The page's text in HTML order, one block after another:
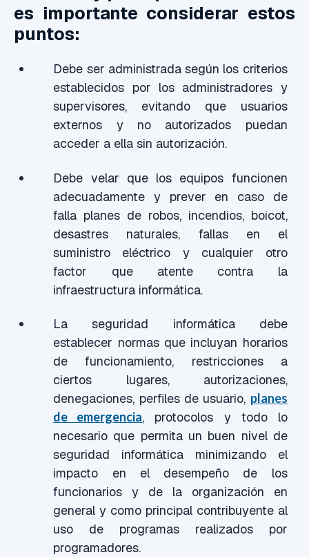
es importante considerar estos
puntos:
Debe ser administrada según los criterios
establecidos por los administradores y
supervisores, evitando que usuarios
externos y no autorizados puedan
acceder a ella sin autorización.
Debe velar que los equipos funcionen
adecuadamente y prever en caso de
falla planes de robos, incendios, boicot,
desastres naturales, fallas en el
suministro eléctrico y cualquier otro
factor que atente contra la
infraestructura informática.
La seguridad informática debe
establecer normas que incluyan horarios
de funcionamiento, restricciones a
ciertos lugares, autorizaciones,
denegaciones, perfiles de usuario, planes
de emergencia, protocolos y todo lo
necesario que permita un buen nivel de
seguridad informática minimizando el
impacto en el desempeño de los
funcionarios y de la organización en
general y como principal contribuyente al
uso de programas realizados por
programadores.